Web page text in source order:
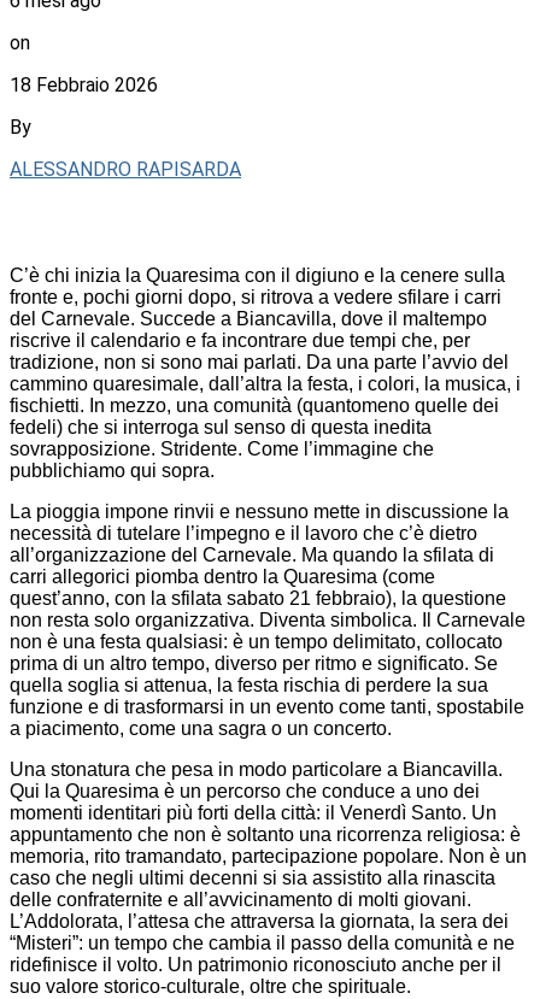
on
18 Febbraio 2026
By
ALESSANDRO RAPISARDA
C’è chi inizia la Quaresima con il digiuno e la cenere sulla
fronte e, pochi giorni dopo, si ritrova a vedere sfilare i carri
del Carnevale. Succede a Biancavilla, dove il maltempo
riscrive il calendario e fa incontrare due tempi che, per
tradizione, non si sono mai parlati. Da una parte l’avvio del
cammino quaresimale, dall’altra la festa, i colori, la musica, i
fischietti. In mezzo, una comunità (quantomeno quelle dei
fedeli) che si interroga sul senso di questa inedita
sovrapposizione. Stridente. Come l’immagine che
pubblichiamo qui sopra.
La pioggia impone rinvii e nessuno mette in discussione la
necessità di tutelare l’impegno e il lavoro che c’è dietro
all’organizzazione del Carnevale. Ma quando la sfilata di
carri allegorici piomba dentro la Quaresima (come
quest’anno, con la sfilata sabato 21 febbraio), la questione
non resta solo organizzativa. Diventa simbolica. Il Carnevale
non è una festa qualsiasi: è un tempo delimitato, collocato
prima di un altro tempo, diverso per ritmo e significato. Se
quella soglia si attenua, la festa rischia di perdere la sua
funzione e di trasformarsi in un evento come tanti, spostabile
a piacimento, come una sagra o un concerto.
Una stonatura che pesa in modo particolare a Biancavilla.
Qui la Quaresima è un percorso che conduce a uno dei
momenti identitari più forti della città: il Venerdì Santo. Un
appuntamento che non è soltanto una ricorrenza religiosa: è
memoria, rito tramandato, partecipazione popolare. Non è un
caso che negli ultimi decenni si sia assistito alla rinascita
delle confraternite e all’avvicinamento di molti giovani.
L’Addolorata, l’attesa che attraversa la giornata, la sera dei
“Misteri”: un tempo che cambia il passo della comunità e ne
ridefinisce il volto. Un patrimonio riconosciuto anche per il
suo valore storico-culturale, oltre che spirituale.